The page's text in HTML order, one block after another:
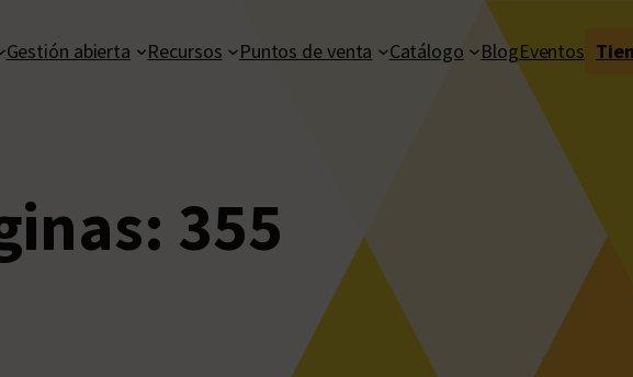
Gestión abierta Recursos Puntos de venta Catálogo BlogEventos
355